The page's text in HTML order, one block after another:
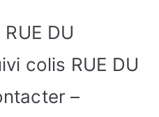
DU
colis RUE DU
–